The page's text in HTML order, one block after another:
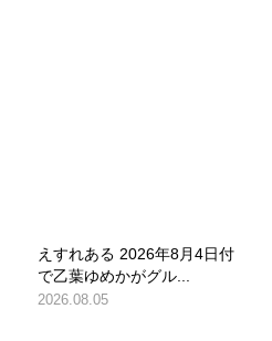
えすれある 2026年8月4日付
で乙葉ゆめかがグル...
2026.08.05